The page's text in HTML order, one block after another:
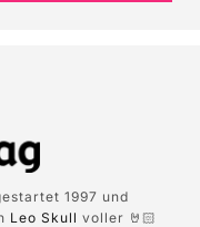
1997 und
Leo Skull voller 🤘🏻